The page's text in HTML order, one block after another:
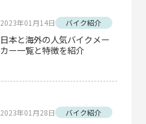
2023年01月14日 バイク紹介
日本と海外の人気バイクメー
カー一覧と特徴を紹介
2023年01月28日 バイク紹介